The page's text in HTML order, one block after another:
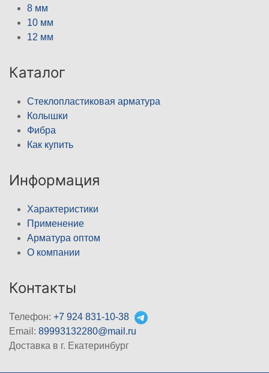
8 мм
10 мм
12 мм
Каталог
Стеклопластиковая арматура
Колышки
Фибра
Как купить
Информация
Характеристики
Применение
Арматура оптом
О компании
Контакты
Телефон: +7 924 831-10-38
Email: 89993132280@mail.ru
Доставка в г. Екатеринбург